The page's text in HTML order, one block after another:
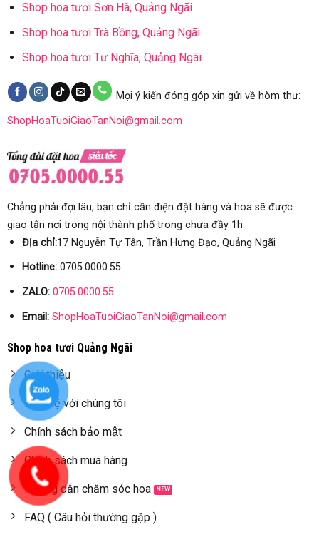
Shop hoa tươi Sơn Hà, Quảng Ngãi
Shop hoa tươi Trà Bồng, Quảng Ngãi
Shop hoa tươi Tư Nghĩa, Quảng Ngãi
Mọi ý kiến đóng góp xin gửi về hòm thư:
ShopHoaTuoiGiaoTanNoi@gmail.com
Chẳng phải đợi lâu, bạn chỉ cần điện đặt hàng và hoa sẽ được
giao tận nơi trong nội thành phố trong chưa đầy 1h.
Địa chỉ:17 Nguyễn Tự Tân, Trần Hưng Đạo, Quảng Ngãi
Hotline:0705.0000.55
ZALO: 0705.0000.55
Email: ShopHoaTuoiGiaoTanNoi@gmail.com
Shop hoa tươi Quảng Ngãi
Giới thiệu
Liên hệ với chúng tôi
Chính sách bảo mật
Chính sách mua hàng
Hướng dẫn chăm sóc hoa
FAQ ( Câu hỏi thường gặp )